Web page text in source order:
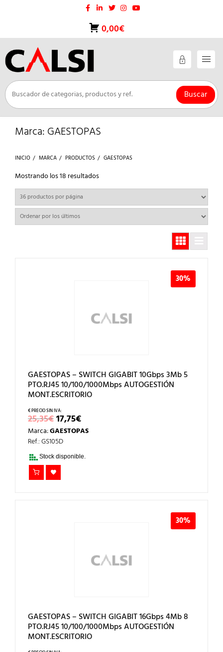
0,00€
Buscar
Marca: GAESTOPAS
INICIO MARCA PRODUCTOS GAESTOPAS
Mostrando los 18 resultadosOrdenado
por
últimos
30%
GAESTOPAS – SWITCH GIGABIT 10Gbps 3Mb 5
PTO.RJ45 10/100/1000Mbps AUTOGESTIÓN
MONT.ESCRITORIO
25,35€EL
PRECIO
ORIGINAL
ERA:
25,35€.
17,75€EL
PRECIO
ACTUAL
Marca:GAESTOPAS
Ref.: GS105D
Stock disponible.
30%
GAESTOPAS – SWITCH GIGABIT 16Gbps 4Mb 8
PTO.RJ45 10/100/1000Mbps AUTOGESTIÓN
MONT.ESCRITORIO